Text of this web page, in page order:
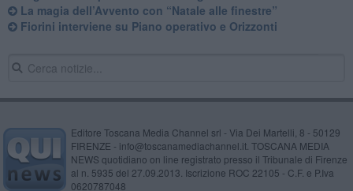
La magia dell’Avvento con “Natale alle finestre”
Fiorini interviene su Piano operativo e Orizzonti
Editore Toscana Media Channel srl - Via Dei Martelli, 8 - 50129
FIRENZE - info@toscanamediachannel.it. TOSCANA MEDIA
NEWS quotidiano on line registrato presso il Tribunale di Firenze
al n. 5935 del 27.09.2013. Iscrizione ROC 22105 - C.F. e P.Iva
0620787048